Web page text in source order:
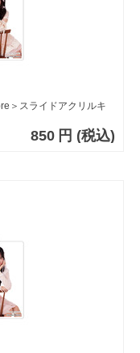
＞スライドアクリルキ
850 円 (税込)